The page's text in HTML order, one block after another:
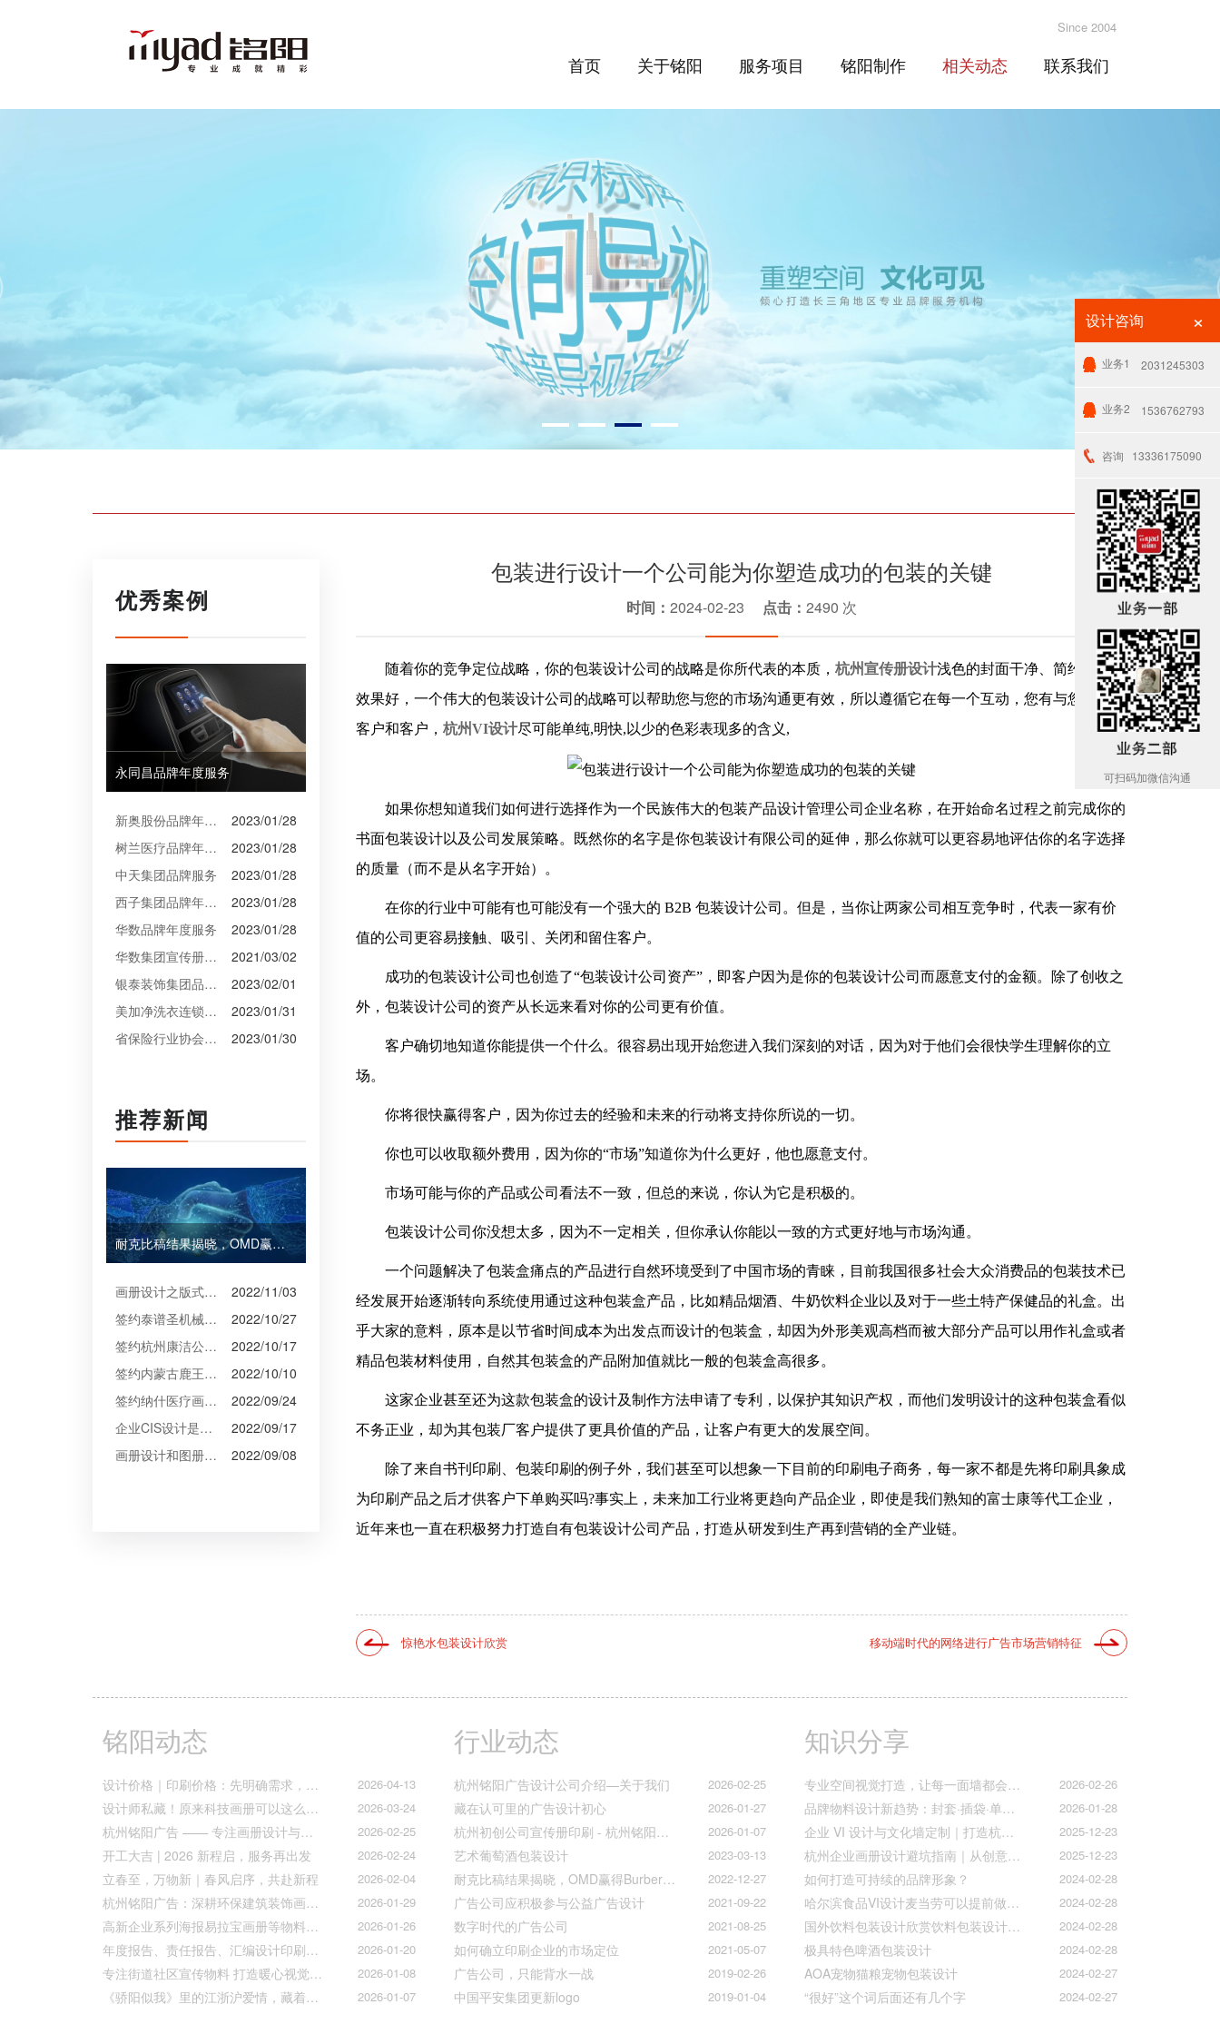
Since 2004
首页 关于铭阳 服务项目 铭阳制作 相关动态 联系我们
包装进行设计一个公司能为你塑造成功的包装的关键
时间： 2024-02-23 点击： 2490 次
随着你的竞争定位战略，你的包装设计公司的战略是你所代表的本质， 杭州宣传册设计浅色的封面干净、简约，传播
效果好，一个伟大的包装设计公司的战略可以帮助您与您的市场沟通更有效，所以遵循它在每一个互动，您有与您的潜在
客户和客户， 杭州VI设计尽可能单纯,明快,以少的色彩表现多的含义,
如果你想知道我们如何进行选择作为一个民族伟大的包装产品设计管理公司企业名称，在开始命名过程之前完成你的
书面包装设计以及公司发展策略。既然你的名字是你包装设计有限公司的延伸，那么你就可以更容易地评估你的名字选择
的质量（而不是从名字开始）。
在你的行业中可能有也可能没有一个强大的 B2B 包装设计公司。但是，当你让两家公司相互竞争时，代表一家有价
值的公司更容易接触、吸引、关闭和留住客户。
成功的包装设计公司也创造了“包装设计公司资产”，即客户因为是你的包装设计公司而愿意支付的金额。除了创收之
外，包装设计公司的资产从长远来看对你的公司更有价值。
客户确切地知道你能提供一个什么。很容易出现开始您进入我们深刻的对话，因为对于他们会很快学生理解你的立
场。
你将很快赢得客户，因为你过去的经验和未来的行动将支持你所说的一切。
你也可以收取额外费用，因为你的“市场”知道你为什么更好，他也愿意支付。
市场可能与你的产品或公司看法不一致，但总的来说，你认为它是积极的。
包装设计公司你没想太多，因为不一定相关，但你承认你能以一致的方式更好地与市场沟通。
一个问题解决了包装盒痛点的产品进行自然环境受到了中国市场的青睐，目前我国很多社会大众消费品的包装技术已
经发展开始逐渐转向系统使用通过这种包装盒产品，比如精品烟酒、牛奶饮料企业以及对于一些土特产保健品的礼盒。出
乎大家的意料，原本是以节省时间成本为出发点而设计的包装盒，却因为外形美观高档而被大部分产品可以用作礼盒或者
精品包装材料使用，自然其包装盒的产品附加值就比一般的包装盒高很多。
这家企业甚至还为这款包装盒的设计及制作方法申请了专利，以保护其知识产权，而他们发明设计的这种包装盒看似
不务正业，却为其包装厂客户提供了更具价值的产品，让客户有更大的发展空间。
除了来自书刊印刷、包装印刷的例子外，我们甚至可以想象一下目前的印刷电子商务，每一家不都是先将印刷具象成
为印刷产品之后才供客户下单购买吗?事实上，未来加工行业将更趋向产品企业，即使是我们熟知的富士康等代工企业，
近年来也一直在积极努力打造自有包装设计公司产品，打造从研发到生产再到营销的全产业链。
惊艳水包装设计欣赏 移动端时代的网络进行广告市场营销特征
优秀案例
永同昌品牌年度服务
2023/01/28
新奥股份品牌年度服务
2023/01/28
树兰医疗品牌年度服务
2023/01/28
中天集团品牌服务
2023/01/28
西子集团品牌年度服务
2023/01/28
华数品牌年度服务
2021/03/02
华数集团宣传册设计
2023/02/01
银泰装饰集团品牌升级设计
2023/01/31
美加净洗衣连锁VI设计
2023/01/30
省保险行业协会VI设计
推荐新闻
耐克比稿结果揭晓，OMD赢得Burberry全球媒介业务（转自广告狂人日报）
2022/11/03
画册设计之版式设计
2022/10/27
签约泰谱圣机械产品摄影、宣传册设计
2022/10/17
签约杭州康洁公司摄影、产品摄影、画册设计制作
2022/10/10
签约内蒙古鹿王羊绒有限公司宣传册制作
2022/09/24
签约纳什医疗画册设计
2022/09/17
企业CIS设计是企业文化的的体现
2022/09/08
画册设计和图册设计中的产品摄影
铭阳动态
2026-04-13
设计价格｜印刷价格：先明确需求，再精准报价
2026-03-24
设计师私藏！原来科技画册可以这么好看！
2026-02-25
杭州铭阳广告 —— 专注画册设计与文化墙全案落地
2026-02-24
开工大吉 | 2026 新程启，服务再出发
2026-02-04
立春至，万物新｜春风启序，共赴新程
2026-01-29
杭州铭阳广告：深耕环保建筑装饰画册设计，赋能空间美学与可持续发展
2026-01-26
高新企业系列海报易拉宝画册等物料火热上线
2026-01-20
年度报告、责任报告、汇编设计印刷的宝子们集合！
2026-01-08
专注街道社区宣传物料 打造暖心视觉传达
2026-01-07
《骄阳似我》里的江浙沪爱情，藏着我们最懂的温柔与默契
行业动态
2026-02-25
杭州铭阳广告设计公司介绍—关于我们
2026-01-27
藏在认可里的广告设计初心
2026-01-07
杭州初创公司宣传册印刷 - 杭州铭阳广告一站式解决方案
2023-03-13
艺术葡萄酒包装设计
2022-12-27
耐克比稿结果揭晓，OMD赢得Burberry全球媒介业务（转自广告狂人日报）
2021-09-22
广告公司应积极参与公益广告设计
2021-08-25
数字时代的广告公司
2021-05-07
如何确立印刷企业的市场定位
2019-02-26
广告公司，只能背水一战
2019-01-04
中国平安集团更新logo
知识分享
2026-02-26
专业空间视觉打造，让每一面墙都会说话
2026-01-28
品牌物料设计新趋势：封套·插袋·单页折页的质感升级之道
2025-12-23
企业 VI 设计与文化墙定制｜打造杭州本土品牌专属视觉符号
2025-12-23
杭州企业画册设计避坑指南｜从创意到印刷的全流程把控
2024-02-28
如何打造可持续的品牌形象？
2024-02-28
哈尔滨食品VI设计麦当劳可以提前做好准备工作促进挪动购买
2024-02-28
国外饮料包装设计欣赏饮料包装设计公司的包装设计
2024-02-28
极具特色啤酒包装设计
2024-02-27
AOA宠物猫粮宠物包装设计
2024-02-27
“很好”这个词后面还有几个字
设计咨询 ×
业务1 2031245303
业务2 1536762793
咨询 13336175090
可扫码加微信沟通